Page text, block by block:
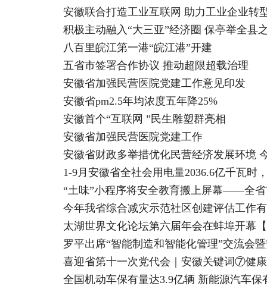
安徽联合打造工业互联网 助力工业企业转
积极主动融入“大三亚”经济圈 保亭举全县
八百里皖江第一港“皖江港”开建
五省市签署合作协议 推动超限超载治理
安徽省加强民营医院党建工作意见印发
安徽省pm2.5年均浓度五年降25%
安徽首个“互联网 ”民生雕塑群亮相
安徽省加强民营医院党建工作
安徽省财政多举措优化民营经济发展环境
1-9月安徽省全社会用电量2036.6亿千瓦时
“土味”小程序将安全教育搬上屏幕——全
今年我省综合减灾示范社区创建评估工作
太湖世界文化论坛第六届年会在蚌埠开幕
罗平出席“智能制造和智能化管理”交流会
喜迎省第十一次党代会｜安徽关键词⑦健
全国机动车保有量达3.9亿辆 新能源汽车保